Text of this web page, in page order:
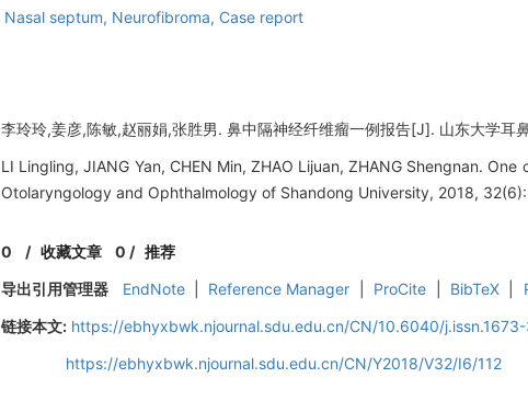
Nasal septum, Neurofibroma, Case report
李玲玲,姜彦,陈敏,赵丽娟,张胜男. 鼻中隔神经纤维瘤一例报告[J]. 山东大学耳
LI Lingling, JIANG Yan, CHEN Min, ZHAO Lijuan, ZHANG Shengnan.
Otolaryngology and Ophthalmology of Shandong University, 2018, 32(6):
0 /收藏文章 0 / 推荐
导出引用管理器
EndNote Reference Manager ProCite BibTeX
链接本文: https://ebhyxbwk.njournal.sdu.edu.cn/CN/10.6040/
https://ebhyxbwk.njournal.sdu.edu.cn/CN/Y2018/V32/I6/112